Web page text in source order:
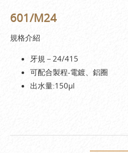
601/M24
規格介紹
牙規－24/415
可配合製程-電鍍、鋁圈
出水量:150µl